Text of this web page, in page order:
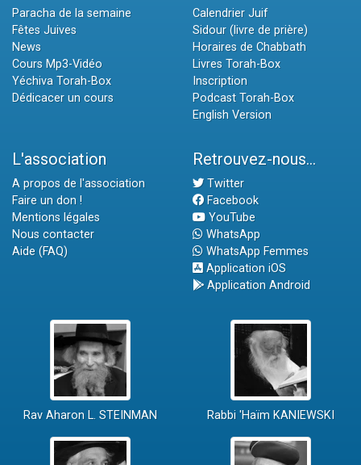
Paracha de la semaine
Fêtes Juives
News
Cours Mp3-Vidéo
Yéchiva Torah-Box
Dédicacer un cours
Calendrier Juif
Sidour (livre de prière)
Horaires de Chabbath
Livres Torah-Box
Inscription
Podcast Torah-Box
English Version
L'association
A propos de l'association
Faire un don !
Mentions légales
Nous contacter
Aide (FAQ)
Retrouvez-nous...
Twitter
Facebook
YouTube
WhatsApp
WhatsApp Femmes
Application iOS
Application Android
Rav Aharon L. STEINMAN Rabbi 'Haïm KANIEWSKI